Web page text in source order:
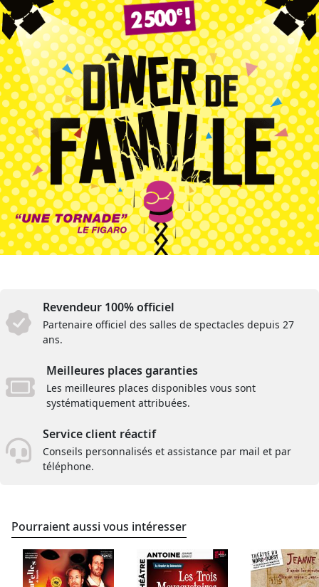
Revendeur 100% officiel
Partenaire officiel des salles de spectacles depuis 27
ans.
Meilleures places garanties
Les meilleures places disponibles vous sont
systématiquement attribuées.
Service client réactif
Conseils personnalisés et assistance par mail et par
téléphone.
Pourraient aussi vous intéresser